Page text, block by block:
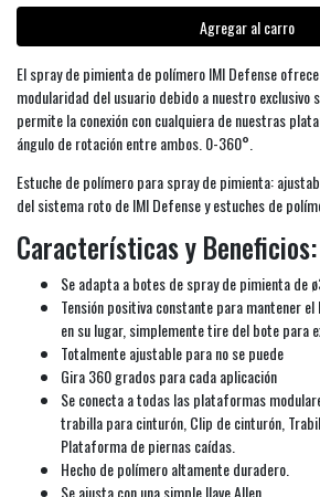
Agregar al carro
El spray de pimienta de polímero IMI Defense
modularidad del usuario debido a nuestro exclusivo
permite la conexión con cualquiera de nuestras
ángulo de rotación entre ambos. 0-360°.
Estuche de polímero para spray de pimienta:
del sistema roto de IMI Defense y estuches de
Características y Beneficios:
Se adapta a botes de spray de pimienta de
Tensión positiva constante para mantener
en su lugar, simplemente tire del bote para
Totalmente ajustable para no se puede
Gira 360 grados para cada aplicación
Se conecta a todas las plataformas
trabilla para cinturón, Clip de cinturón,
Plataforma de piernas caídas.
Hecho de polímero altamente duradero.
Se ajusta con una simple llave Allen